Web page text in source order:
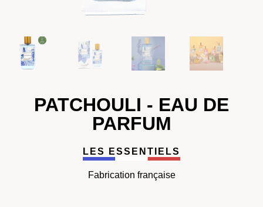
PATCHOULI - EAU DE
PARFUM
LES ESSENTIELS
Fabrication française